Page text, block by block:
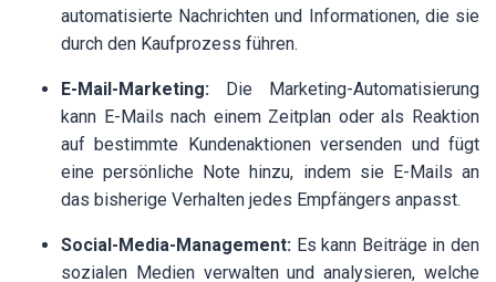
automatisierte Nachrichten und Informationen, die sie
durch den Kaufprozess führen.
E-Mail-Marketing: Die Marketing-Automatisierung
kann E-Mails nach einem Zeitplan oder als Reaktion
auf bestimmte Kundenaktionen versenden und fügt
eine persönliche Note hinzu, indem sie E-Mails an
das bisherige Verhalten jedes Empfängers anpasst.
Social-Media-Management: Es kann Beiträge in den
sozialen Medien verwalten und analysieren, welche